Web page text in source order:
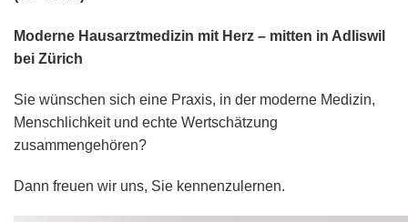
Moderne Hausarztmedizin mit Herz – mitten in Adliswil
bei Zürich
Sie wünschen sich eine Praxis, in der moderne Medizin,
Menschlichkeit und echte Wertschätzung
zusammengehören?
Dann freuen wir uns, Sie kennenzulernen.